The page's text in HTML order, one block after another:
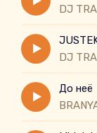
DJ
DJ
До неё